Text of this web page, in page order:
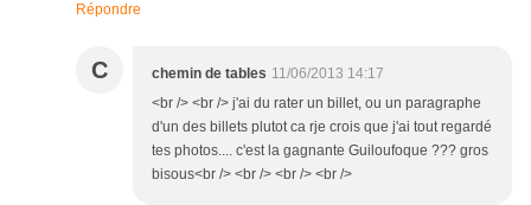
Répondre
C chemin de tables 11/06/2013 14:17
<br /> <br /> j'ai du rater un billet, ou un paragraphe
d'un des billets plutot ca rje crois que j'ai tout regardé
tes photos.... c'est la gagnante Guiloufoque ??? gros
bisous<br /> <br /> <br /> <br />